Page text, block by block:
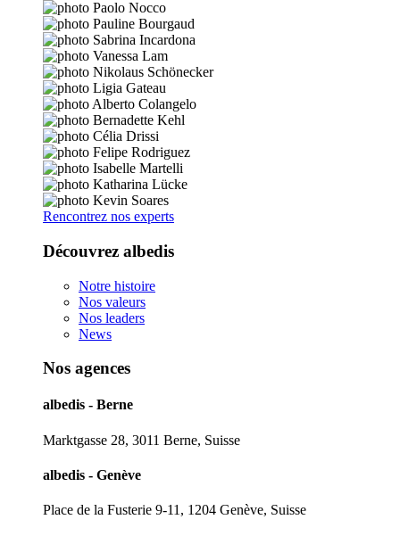
Rencontrez nos experts
Découvrez albedis
Notre histoire
Nos valeurs
Nos leaders
News
Nos agences
albedis - Berne
Marktgasse 28, 3011 Berne, Suisse
albedis - Genève
Place de la Fusterie 9-11, 1204 Genève, Suisse